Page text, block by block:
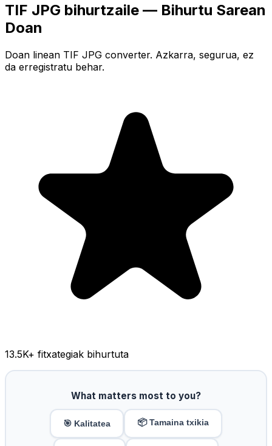
TIF JPG bihurtzaile — Bihurtu Sarean
Doan
Doan linean TIF JPG converter. Azkarra, segurua, ez
da erregistratu behar.
13.5K+ fitxategiak bihurtuta
What matters most to you?
🎯 Kalitatea 📦 Tamaina txikia